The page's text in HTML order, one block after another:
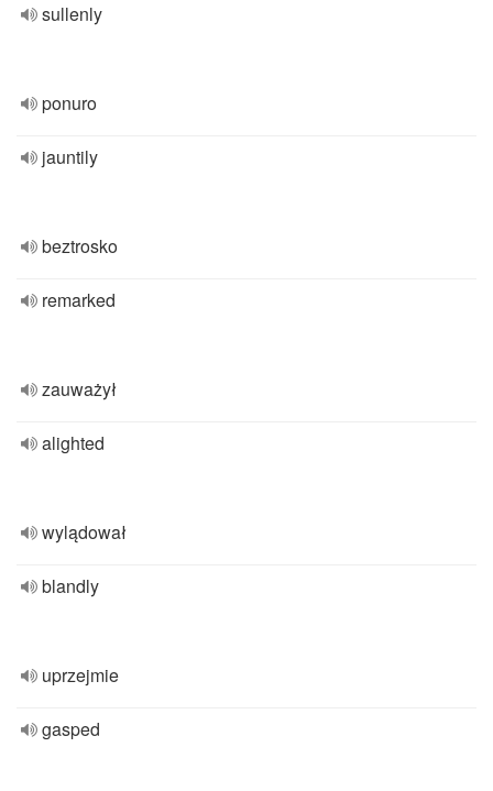
sullenly
ponuro
jauntily
beztrosko
remarked
zauważył
alighted
wylądował
blandly
uprzejmie
gasped